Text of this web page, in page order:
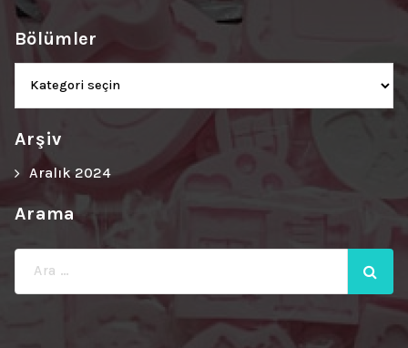
Bölümler
Bölümler
Arşiv
Aralık 2024
Arama
Ara: